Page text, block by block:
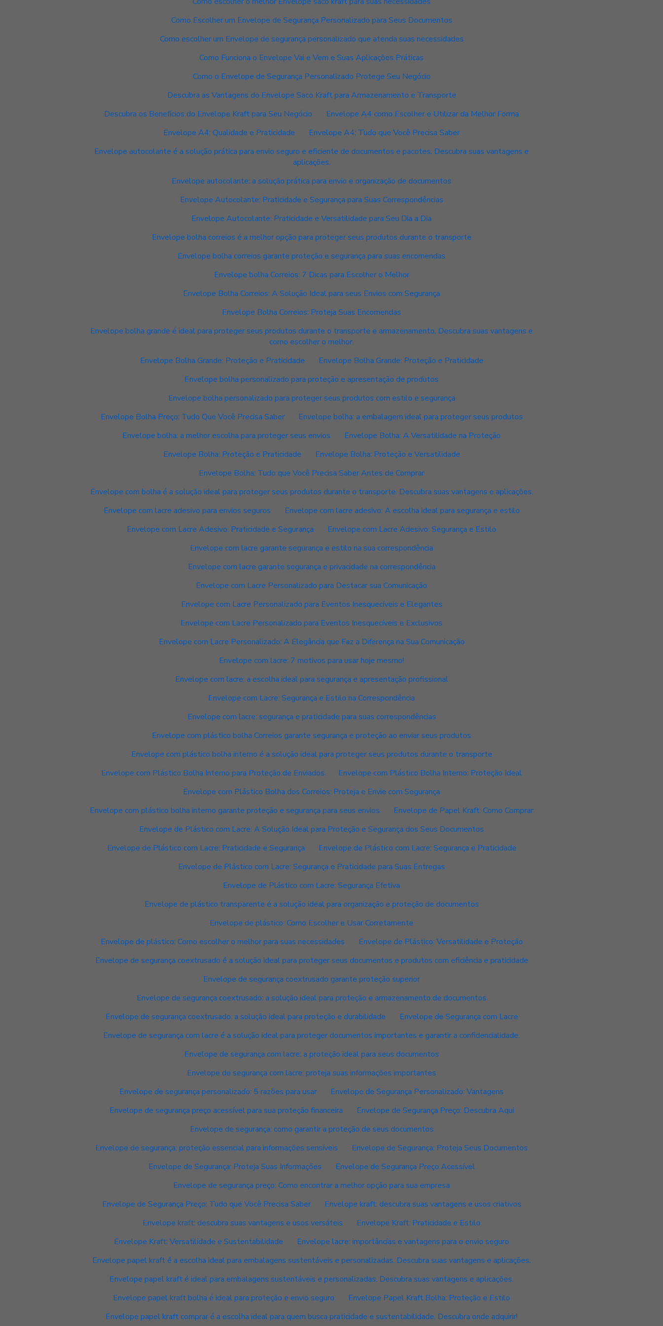
Como Escolher um Envelope de Segurança Personalizado para Seus Documentos
Como escolher um Envelope de segurança personalizado que atenda suas necessidades
Como Funciona o Envelope Vai e Vem e Suas Aplicações Práticas
Como o Envelope de Segurança Personalizado Protege Seu Negócio
Descubra as Vantagens do Envelope Saco Kraft para Armazenamento e Transporte
Descubra os Benefícios do Envelope Kraft para Seu Negócio
Envelope A4 como Escolher e Utilizar da Melhor Forma
Envelope A4: Qualidade e Praticidade
Envelope A4: Tudo que Você Precisa Saber
Envelope autocolante é a solução prática para envio seguro e eficiente de documentos e pacotes. Descubra suas vantagens e
aplicações.
Envelope autocolante: a solução prática para envio e organização de documentos
Envelope Autocolante: Praticidade e Segurança para Suas Correspondências
Envelope Autocolante: Praticidade e Versatilidade para Seu Dia a Dia
Envelope bolha correios é a melhor opção para proteger seus produtos durante o transporte
Envelope bolha correios garante proteção e segurança para suas encomendas
Envelope bolha Correios: 7 Dicas para Escolher o Melhor
Envelope Bolha Correios: A Solução Ideal para seus Envios com Segurança
Envelope Bolha Correios: Proteja Suas Encomendas
Envelope bolha grande é ideal para proteger seus produtos durante o transporte e armazenamento. Descubra suas vantagens e
como escolher o melhor.
Envelope Bolha Grande: Proteção e Praticidade
Envelope Bolha Grande: Proteção e Praticidade
Envelope bolha personalizado para proteção e apresentação de produtos
Envelope bolha personalizado para proteger seus produtos com estilo e segurança
Envelope Bolha Preço: Tudo Que Você Precisa Saber
Envelope bolha: a embalagem ideal para proteger seus produtos
Envelope bolha: a melhor escolha para proteger seus envios
Envelope Bolha: A Versatilidade na Proteção
Envelope Bolha: Proteção e Praticidade
Envelope Bolha: Proteção e Versatilidade
Envelope Bolha: Tudo que Você Precisa Saber Antes de Comprar
Envelope com bolha é a solução ideal para proteger seus produtos durante o transporte. Descubra suas vantagens e aplicações.
Envelope com lacre adesivo para envios seguros
Envelope com lacre adesivo: A escolha ideal para segurança e estilo
Envelope com Lacre Adesivo: Praticidade e Segurança
Envelope com Lacre Adesivo: Segurança e Estilo
Envelope com lacre garante segurança e estilo na sua correspondência
Envelope com lacre garante segurança e privacidade na correspondência
Envelope com Lacre Personalizado para Destacar sua Comunicação
Envelope com Lacre Personalizado para Eventos Inesquecíveis e Elegantes
Envelope com Lacre Personalizado para Eventos Inesquecíveis e Exclusivos
Envelope com Lacre Personalizado: A Elegância que Faz a Diferença na Sua Comunicação
Envelope com lacre: 7 motivos para usar hoje mesmo!
Envelope com lacre: a escolha ideal para segurança e apresentação profissional
Envelope com Lacre: Segurança e Estilo na Correspondência
Envelope com lacre: segurança e praticidade para suas correspondências
Envelope com plástico bolha Correios garante segurança e proteção ao enviar seus produtos
Envelope com plástico bolha interno é a solução ideal para proteger seus produtos durante o transporte
Envelope com Plástico Bolha Interno para Proteção de Enviados
Envelope com Plástico Bolha Interno: Proteção Ideal
Envelope com Plástico Bolha dos Correios: Proteja e Envie com Segurança
Envelope com plástico bolha interno garante proteção e segurança para seus envios
Envelope de Papel Kraft: Como Comprar
Envelope de Plástico com Lacre: A Solução Ideal para Proteção e Segurança dos Seus Documentos
Envelope de Plástico com Lacre: Praticidade e Segurança
Envelope de Plástico com Lacre: Segurança e Praticidade
Envelope de Plástico com Lacre: Segurança e Praticidade para Suas Entregas
Envelope de Plástico com Lacre: Segurança Efetiva
Envelope de plástico transparente é a solução ideal para organização e proteção de documentos
Envelope de plástico: Como Escolher e Usar Corretamente
Envelope de plástico: Como escolher o melhor para suas necessidades
Envelope de Plástico: Versatilidade e Proteção
Envelope de segurança coextrusado é a solução ideal para proteger seus documentos e produtos com eficiência e praticidade
Envelope de segurança coextrusado garante proteção superior
Envelope de segurança coextrusado: a solução ideal para proteção e armazenamento de documentos
Envelope de segurança coextrusado: a solução ideal para proteção e durabilidade
Envelope de Segurança com Lacre
Envelope de segurança com lacre é a solução ideal para proteger documentos importantes e garantir a confidencialidade.
Envelope de segurança com lacre: a proteção ideal para seus documentos
Envelope de segurança com lacre: proteja suas informações importantes
Envelope de segurança personalizado: 5 razões para usar
Envelope de Segurança Personalizado: Vantagens
Envelope de segurança preço acessível para sua proteção financeira
Envelope de Segurança Preço: Descubra Aqui
Envelope de segurança: como garantir a proteção de seus documentos
Envelope de segurança: proteção essencial para informações sensíveis
Envelope de Segurança: Proteja Seus Documentos
Envelope de Segurança: Proteja Suas Informações
Envelope de Segurança Preço Acessível
Envelope de segurança preço: Como encontrar a melhor opção para sua empresa
Envelope de Segurança Preço: Tudo que Você Precisa Saber
Envelope kraft: descubra suas vantagens e usos criativos
Envelope kraft: descubra suas vantagens e usos versáteis
Envelope Kraft: Praticidade e Estilo
Envelope Kraft: Versatilidade e Sustentabilidade
Envelope lacre: importâncias e vantagens para o envio seguro
Envelope papel kraft é a escolha ideal para embalagens sustentáveis e personalizadas. Descubra suas vantagens e aplicações.
Envelope papel kraft é ideal para embalagens sustentáveis e personalizadas. Descubra suas vantagens e aplicações.
Envelope papel kraft bolha é ideal para proteção e envio seguro
Envelope Papel Kraft Bolha: Proteção e Estilo
Envelope papel kraft comprar é a escolha ideal para quem busca praticidade e sustentabilidade. Descubra onde adquirir!